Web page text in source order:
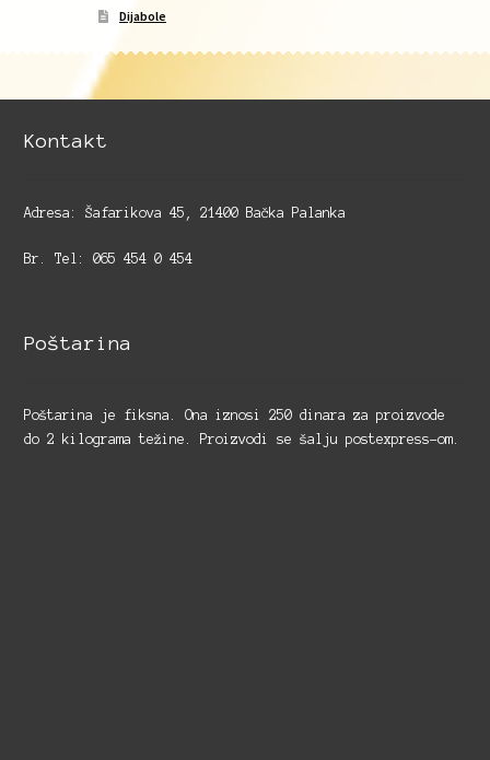
Dijabole
Kontakt
Adresa: Šafarikova 45, 21400 Bačka Palanka
Br. Tel: 065 454 0 454
Poštarina
Poštarina je fiksna. Ona iznosi 250 dinara za proizvode
do 2 kilograma težine. Proizvodi se šalju postexpress-om.